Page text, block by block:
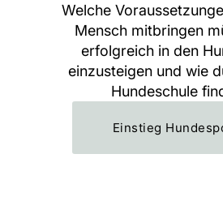
Welche
Mensch mitbringen
erfolgreich in den
einzusteigen und wie
Hundeschule
Einstieg